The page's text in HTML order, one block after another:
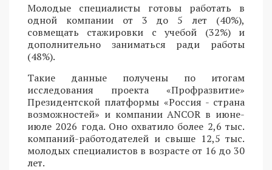
Молодые специалисты готовы работать в
одной компании от 3 до 5 лет (40%),
совмещать стажировки с учебой (32%) и
дополнительно заниматься ради работы
(48%).
Такие данные получены по итогам
исследования проекта «Профразвитие»
Президентской платформы «Россия - страна
возможностей» и компании ANCOR в июне-
июле 2026 года. Оно охватило более 2,6 тыс.
компаний-работодателей и свыше 12,5 тыс.
молодых специалистов в возрасте от 16 до 30
лет.